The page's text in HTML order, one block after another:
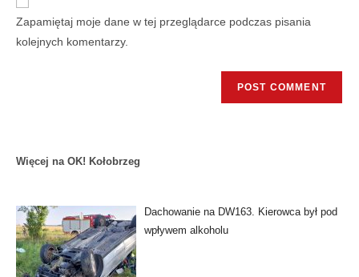
Zapamiętaj moje dane w tej przeglądarce podczas pisania
kolejnych komentarzy.
Więcej na OK! Kołobrzeg
Dachowanie na DW163. Kierowca był pod
wpływem alkoholu